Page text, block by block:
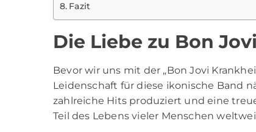
Fazit
Die Liebe zu Bon Jovi
Bevor wir uns mit der „Bon Jovi
Leidenschaft für diese ikonische Band
zahlreiche Hits produziert und eine
Teil des Lebens vieler Menschen